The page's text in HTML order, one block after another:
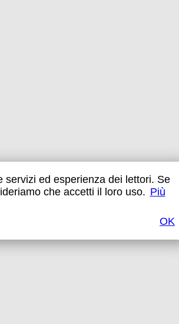
servizi ed esperienza dei lettori. Se
che accetti il loro uso. Più
OK